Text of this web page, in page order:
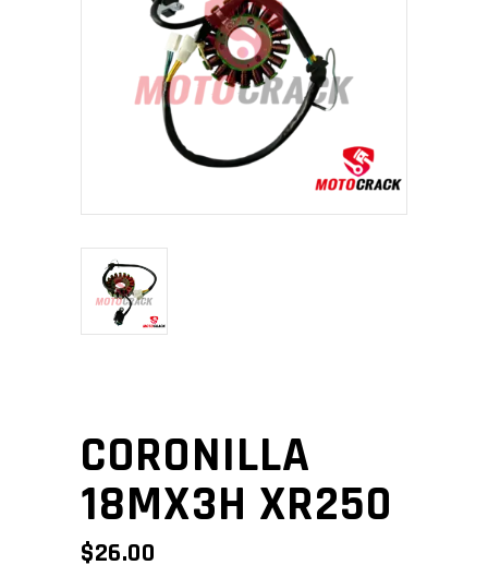
CORONILLA
18MX3H XR250
$26.00